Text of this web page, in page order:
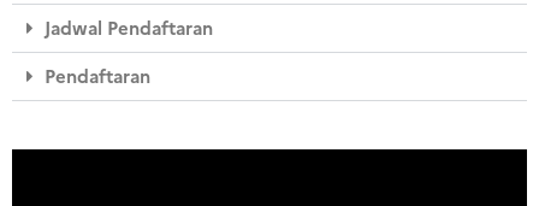
Jadwal Pendaftaran
Pendaftaran